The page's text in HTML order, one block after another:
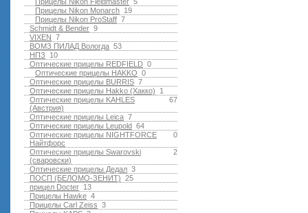
19
Прицелы Nikon Monarch
7
Прицелы Nikon ProStaff
9
Schmidt & Bender
7
VIXEN
53
ВОМЗ ПИЛАД Вологда
10
НПЗ
0
Оптические прицелы REDFIELD
0
Оптические прицелы HAKKO
7
Оптические прицелы BURRIS
1
Оптические прицелы Hakko (Хакко)
67
Оптические прицелы KAHLES
(Австрия)
7
Оптические прицелы Leica
64
Оптические прицелы Leupold
0
Оптические прицелы NIGHTFORCE
Найтфорс
2
Оптические прицелы Swarovski
(сваровски)
3
Оптические прицелы Дедал
25
ПОСП (БЕЛОМО-ЗЕНИТ)
13
прицел Docter
4
Прицелы Hawke
3
Прицелы Carl Zeiss